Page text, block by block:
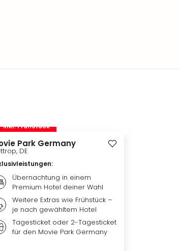
inkl. Frühstück
Park Germany
DE
:
Übernachtung in einem
Premium Hotel deiner Wahl
Weitere Extras wie Frühstück –
je nach gewähltem Hotel
Tagesticket oder 2-Tagesticket
für den Movie Park Germany